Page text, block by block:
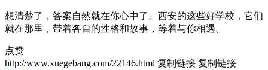
想清楚了，答案自然就在你心中了。西安的这些好学校，它们
就在那里，带着各自的性格和故事，等着与你相遇。
点赞
http://www.xuegebang.com/22146.html 复制链接 复制链接